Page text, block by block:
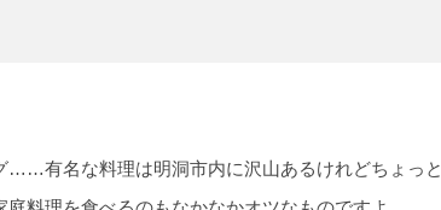
……有名な料理は明洞市内に沢山あるけれどちょっと